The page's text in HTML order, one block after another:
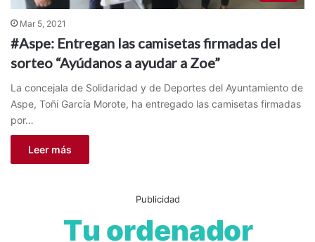
Mar 5, 2021
#Aspe: Entregan las camisetas firmadas del
sorteo “Ayúdanos a ayudar a Zoe”
La concejala de Solidaridad y de Deportes del Ayuntamiento de
Aspe, Toñi García Morote, ha entregado las camisetas firmadas
por…
Leer más
Publicidad